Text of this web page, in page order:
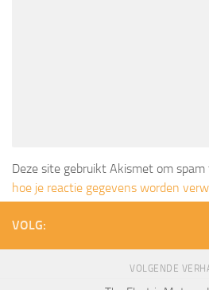
Deze site gebruikt Akismet om
hoe je reactie gegevens worden
VOLG:
VOLGENDE